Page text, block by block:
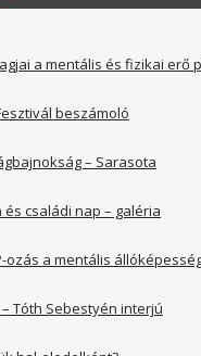
a mentális és fizikai erő
beszámoló
– Sarasota
és családi nap – galéria
ozás a mentális
Tóth Sebestyén interjú